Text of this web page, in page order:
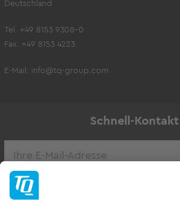
Deutschland
Tel. +49 8153 9308-0
Fax. +49 8153 4223
E-Mail: info@tq-group.com
Schnell-Kontakt